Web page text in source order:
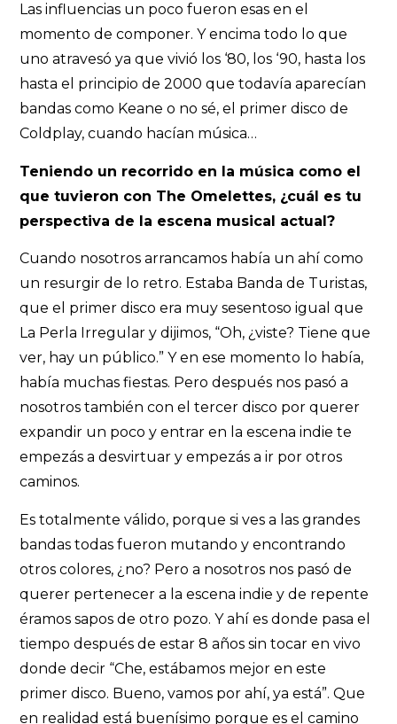
Las influencias un poco fueron esas en el
momento de componer. Y encima todo lo que
uno atravesó ya que vivió los ‘80, los ‘90, hasta los
hasta el principio de 2000 que todavía aparecían
bandas como Keane o no sé, el primer disco de
Coldplay, cuando hacían música…
Teniendo un recorrido en la música como el
que tuvieron con The Omelettes, ¿cuál es tu
perspectiva de la escena musical actual?
Cuando nosotros arrancamos había un ahí como
un resurgir de lo retro. Estaba Banda de Turistas,
que el primer disco era muy sesentoso igual que
La Perla Irregular y dijimos, “Oh, ¿viste? Tiene que
ver, hay un público.” Y en ese momento lo había,
había muchas fiestas. Pero después nos pasó a
nosotros también con el tercer disco por querer
expandir un poco y entrar en la escena indie te
empezás a desvirtuar y empezás a ir por otros
caminos.
Es totalmente válido, porque si ves a las grandes
bandas todas fueron mutando y encontrando
otros colores, ¿no? Pero a nosotros nos pasó de
querer pertenecer a la escena indie y de repente
éramos sapos de otro pozo. Y ahí es donde pasa el
tiempo después de estar 8 años sin tocar en vivo
donde decir “Che, estábamos mejor en este
primer disco. Bueno, vamos por ahí, ya está”. Que
en realidad está buenísimo porque es el camino